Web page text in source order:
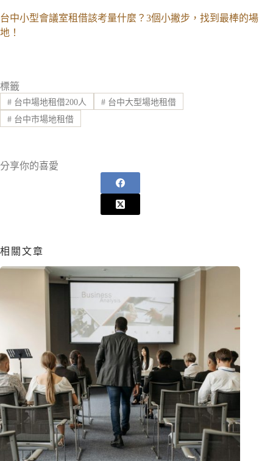
台中小型會議室租借該考量什麼？3個小撇步，找到最棒的場
地！
標籤
#台中場地租借200人 #台中大型場地租借
#台中市場地租借
分享你的喜愛
相關文章